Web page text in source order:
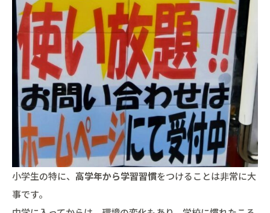
小学生の特に、 高学年から学習習慣をつけることは非常に大
事です。